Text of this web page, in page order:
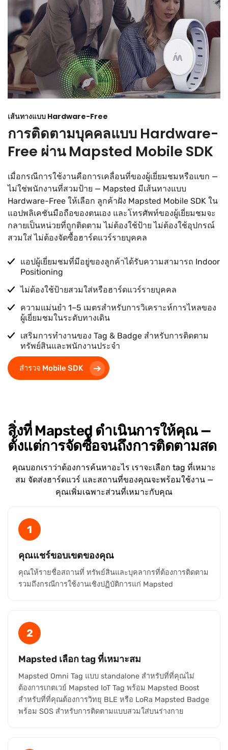
เส้นทางแบบ Hardware-Free
การติดตามบุคคลแบบ Hardware-
Free ผ่าน Mapsted Mobile SDK
เมื่อกรณีการใช้งานคือการเคลื่อนที่ของผู้เยี่ยมชมหรือแขก —
ไม่ใช่พนักงานที่สวมป้าย — Mapsted มีเส้นทางแบบ
Hardware-Free ให้เลือก ลูกค้าฝัง Mapsted Mobile SDK ใน
แอปพลิเคชันมือถือของตนเอง และโทรศัพท์ของผู้เยี่ยมชมจะ
กลายเป็นหน่วยที่ถูกติดตาม ไม่ต้องใช้ป้าย ไม่ต้องใช้อุปกรณ์
สวมใส่ ไม่ต้องจัดซื้อฮาร์ดแวร์รายบุคคล
แอปผู้เยี่ยมชมที่มีอยู่ของลูกค้าได้รับความสามารถ Indoor
Positioning
ไม่ต้องใช้ป้ายสวมใส่หรือฮาร์ดแวร์รายบุคคล
ความแม่นยำ 1–5 เมตรสำหรับการวิเคราะห์การไหลของ
ผู้เยี่ยมชมในระดับทางเดิน
เสริมการทำงานของ Tag & Badge สำหรับการติดตาม
ทรัพย์สินและพนักงานประจำ
สำรวจ Mobile SDK
สิ่งที่ Mapsted ดำเนินการให้คุณ —
ตั้งแต่การจัดซื้อจนถึงการติดตามสด
คุณบอกเราว่าต้องการค้นหาอะไร เราจะเลือก tag ที่เหมาะ
สม จัดส่งฮาร์ดแวร์ และสถานที่ของคุณจะพร้อมใช้งาน —
คุณเพิ่มเฉพาะส่วนที่เหมาะกับคุณ
1
คุณแชร์ขอบเขตของคุณ
คุณให้รายชื่อสถานที่ ทรัพย์สินและบุคลากรที่ต้องการติดตาม
รวมถึงกรณีการใช้งานเชิงปฏิบัติการแก่ Mapsted
2
Mapsted เลือก tag ที่เหมาะสม
Mapsted Omni Tag แบบ standalone สำหรับที่ที่คุณไม่
ต้องการเกตเวย์ Mapsted IoT Tag พร้อม Mapsted Boost
สำหรับที่ที่คุณต้องการวิทยุ BLE หรือ LoRa Mapsted Badge
พร้อม SOS สำหรับการติดตามแบบสวมใส่บนร่างกาย